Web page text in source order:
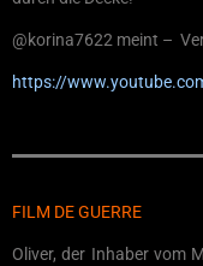
@korina7622 meint –
https://
FILM DE GUERRE
Oliver, der Inhaber vom